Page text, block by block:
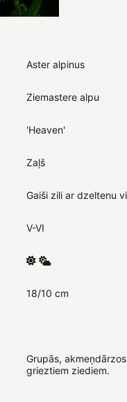
Aster alpinus
Ziemastere alpu
'Heaven'
Zaļš
Gaiši zili ar dzeltenu
V-VI
18/10 cm
Grupās,
grieztiem ziediem.